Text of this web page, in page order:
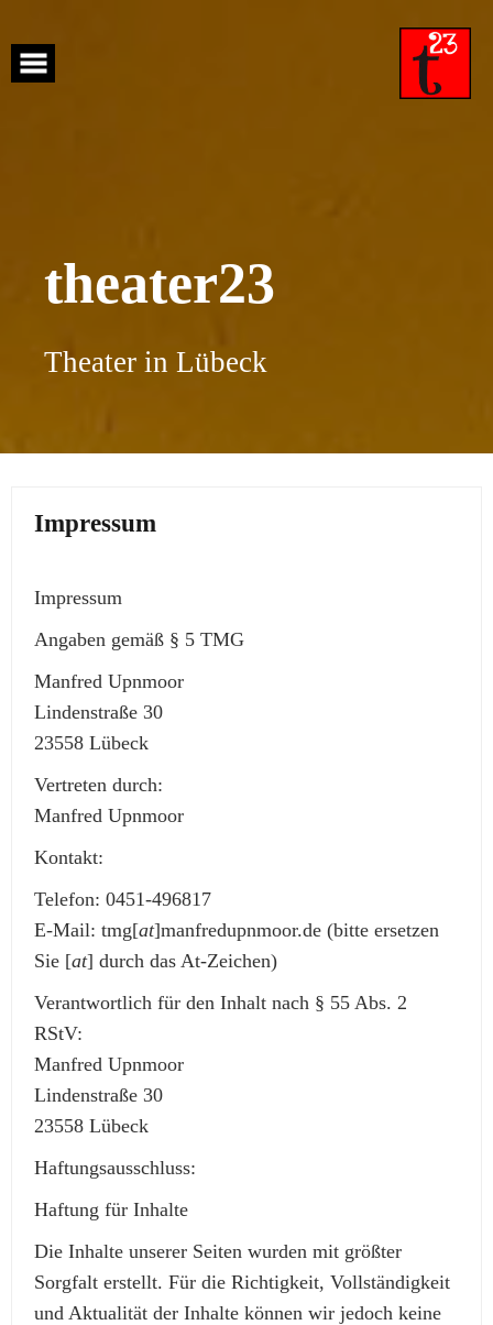
content
theater23
Theater in Lübeck
Impressum
Impressum
Angaben gemäß § 5 TMG
Manfred Upnmoor
Lindenstraße 30
23558 Lübeck
Vertreten durch:
Manfred Upnmoor
Kontakt:
Telefon: 0451-496817
E-Mail: tmg[at]manfredupnmoor.de (bitte ersetzen
Sie [at] durch das At-Zeichen)
Verantwortlich für den Inhalt nach § 55 Abs. 2
RStV:
Manfred Upnmoor
Lindenstraße 30
23558 Lübeck
Haftungsausschluss:
Haftung für Inhalte
Die Inhalte unserer Seiten wurden mit größter
Sorgfalt erstellt. Für die Richtigkeit, Vollständigkeit
und Aktualität der Inhalte können wir jedoch keine